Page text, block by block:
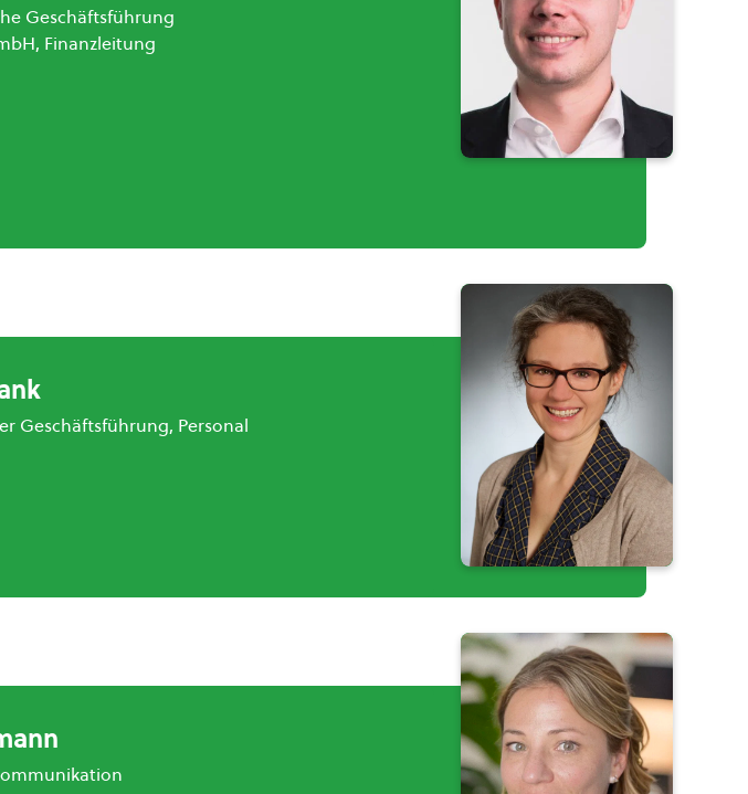
Geschäftsführung
Finanzleitung
Geschäftsführung, Personal